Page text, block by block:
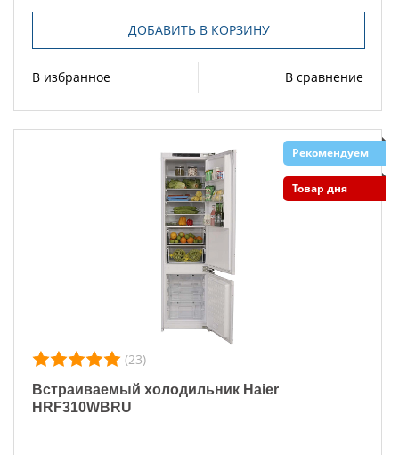
ДОБАВИТЬ В КОРЗИНУ
В избранное В сравнение
Рекомендуем
Товар дня
(23)
Встраиваемый холодильник Haier
HRF310WBRU